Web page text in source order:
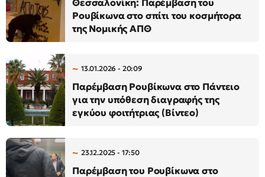
Θεσσαλονίκη: Παρέμβαση του
Ρουβίκωνα στο σπίτι του κοσμήτορα
της Νομικής ΑΠΘ
13.01.2026 - 20:09
Παρέμβαση Ρουβίκωνα στο Πάντειο
για την υπόθεση διαγραφής της
εγκύου φοιτήτριας (Βίντεο)
23.12.2025 - 17:50
Παρέμβαση του Ρουβίκωνα στο